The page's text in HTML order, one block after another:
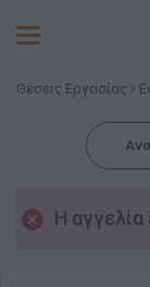
Toggle
Θέσεις Εργασίας
Η αγγελία